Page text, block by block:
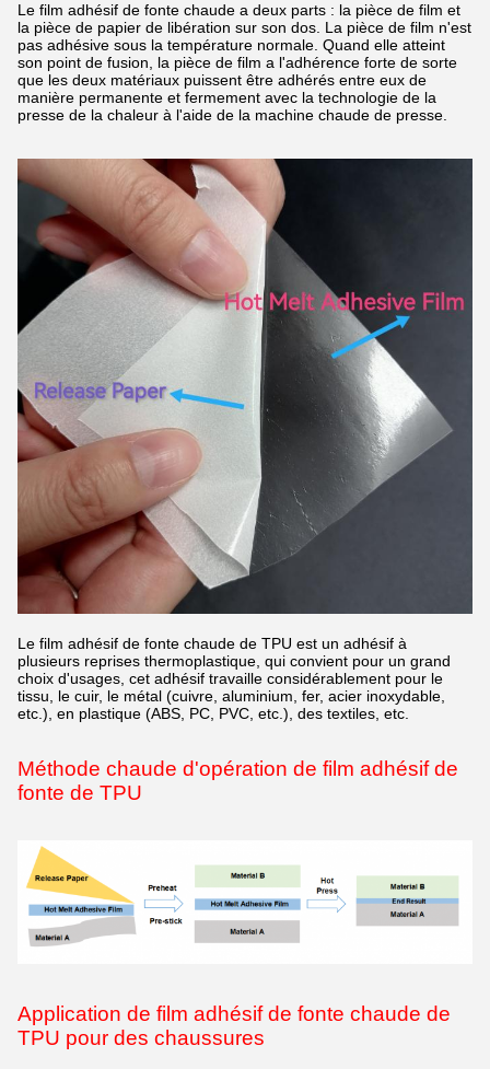
Le film adhésif de fonte chaude a deux parts : la pièce de film et
la pièce de papier de libération sur son dos. La pièce de film n'est
pas adhésive sous la température normale. Quand elle atteint
son point de fusion, la pièce de film a l'adhérence forte de sorte
que les deux matériaux puissent être adhérés entre eux de
manière permanente et fermement avec la technologie de la
presse de la chaleur à l'aide de la machine chaude de presse.
Le film adhésif de fonte chaude de TPU est un adhésif à
plusieurs reprises thermoplastique, qui convient pour un grand
choix d'usages, cet adhésif travaille considérablement pour le
tissu, le cuir, le métal (cuivre, aluminium, fer, acier inoxydable,
etc.), en plastique (ABS, PC, PVC, etc.), des textiles, etc.
Méthode chaude d'opération de film adhésif de
fonte de TPU
Application de film adhésif de fonte chaude de
TPU pour des chaussures